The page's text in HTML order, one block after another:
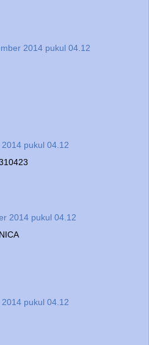
2014 pukul 04.12
pukul 04.12
2014 pukul 04.12
pukul 04.12